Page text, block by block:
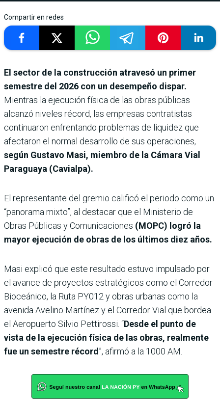
Compartir en redes
El sector de la construcción atravesó un primer
semestre del 2026 con un desempeño dispar.
Mientras la ejecución física de las obras públicas
alcanzó niveles récord, las empresas contratistas
continuaron enfrentando problemas de liquidez que
afectaron el normal desarrollo de sus operaciones,
según Gustavo Masi, miembro de la Cámara Vial
Paraguaya (Cavialpa).
El representante del gremio calificó el periodo como un
“panorama mixto”, al destacar que el Ministerio de
Obras Públicas y Comunicaciones (MOPC) logró la
mayor ejecución de obras de los últimos diez años.
Masi explicó que este resultado estuvo impulsado por
el avance de proyectos estratégicos como el Corredor
Bioceánico, la Ruta PY012 y obras urbanas como la
avenida Avelino Martínez y el Corredor Vial que bordea
el Aeropuerto Silvio Pettirossi. “Desde el punto de
vista de la ejecución física de las obras, realmente
fue un semestre récord”, afirmó a la 1000 AM.